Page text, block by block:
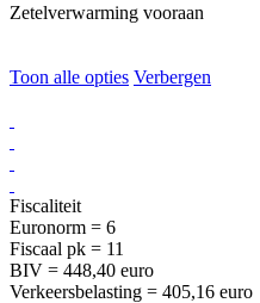
Zetelverwarming vooraan
Toon alle opties Verbergen
Fiscaliteit
Euronorm = 6
Fiscaal pk = 11
BIV = 448,40 euro
Verkeersbelasting = 405,16 euro